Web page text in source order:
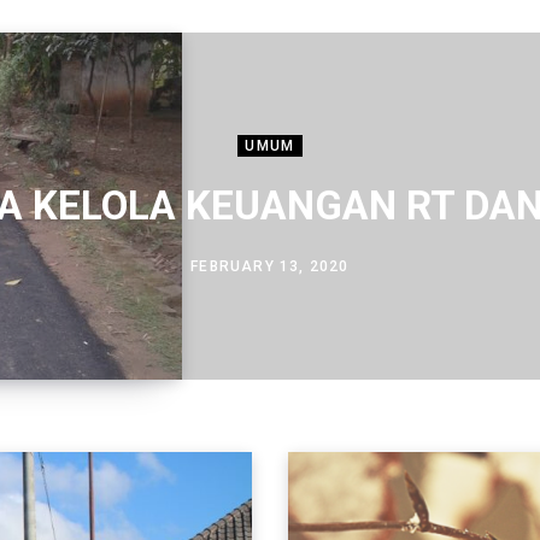
UMUM
KELOLA KEUANGAN RT
FEBRUARY 13, 2020